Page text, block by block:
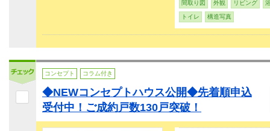
間取り図 外観 リビング
トイレ 構造写真
コンセプト コラム付き
◆NEWコンセプトハウス公開◆先着順申込
受付中！ご成約戸数130戸突破！